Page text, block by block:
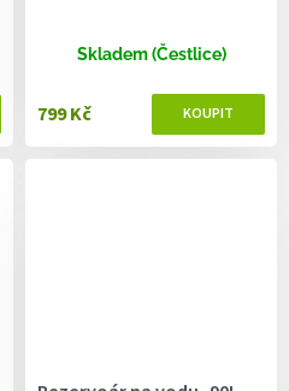
Skladem (Čestlice)
799 Kč